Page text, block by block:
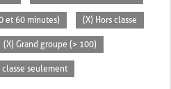
et 60 minutes) (X) Hors classe
(X) Grand groupe (> 100)
classe seulement